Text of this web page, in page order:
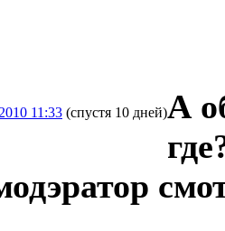
11:33 (спустя 10 дней)А